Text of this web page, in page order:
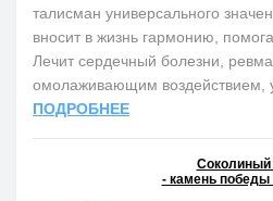
талисман универсального
вносит в жизнь гармонию,
Лечит сердечный болезни,
омолаживающим воздействием,
ПОДРОБНЕЕ
Соколиный
- камень победы